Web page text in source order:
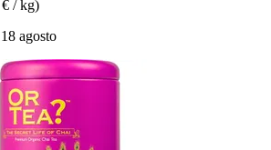
/ kg)
agosto